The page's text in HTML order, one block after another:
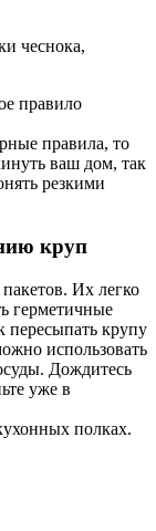
чеснока,
правило
правила, то
ваш дом, так
резкими
круп
Их легко
герметичные
пересыпать крупу
использовать
Дождитесь
уже в
полках.